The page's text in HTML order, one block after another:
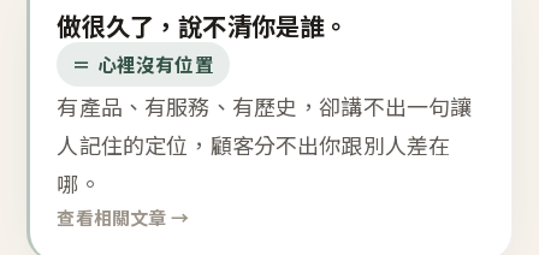
做很久了，說不清你是誰。
＝ 心裡沒有位置
有產品、有服務、有歷史，卻講不出一句讓
人記住的定位，顧客分不出你跟別人差在
哪。
查看相關文章 →